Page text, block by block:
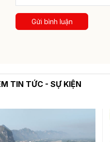
Gửi bình luận
TIN TỨC - SỰ KIỆN